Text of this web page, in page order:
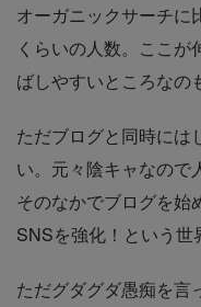
オーガニックサーチに
くらいの人数。ここ
ばしやすいところなの
ただブログと同時には
い。元々陰キャなので
そのなかでブログを始
SNSを強化！という世
ただグダグダ愚痴を言